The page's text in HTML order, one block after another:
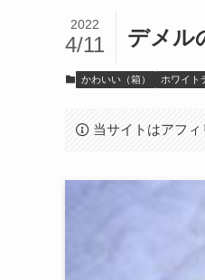
デメル
2022
4/11
かわいい（箱） ホワイト
当サイトはアフィ